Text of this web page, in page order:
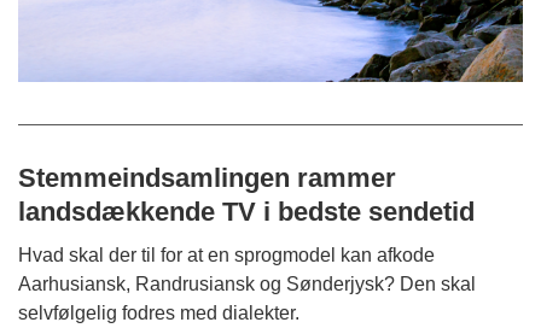
Stemmeindsamlingen rammer
landsdækkende TV i bedste sendetid
Hvad skal der til for at en sprogmodel kan afkode
Aarhusiansk, Randrusiansk og Sønderjysk? Den skal
selvfølgelig fodres med dialekter.